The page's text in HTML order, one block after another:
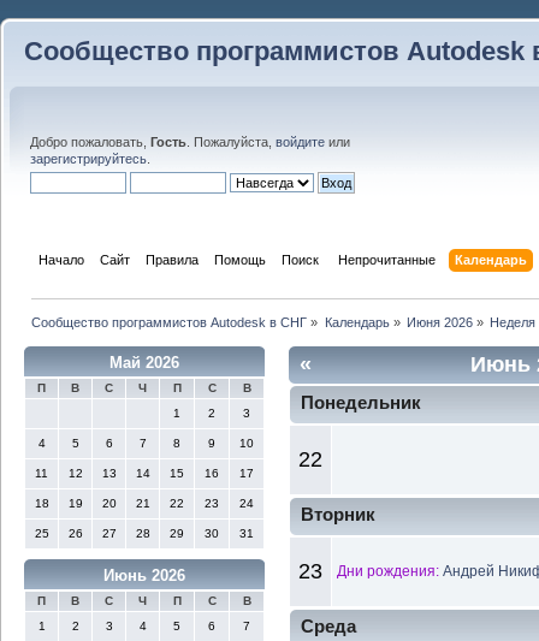
Сообщество программистов Autodesk
Добро пожаловать, Гость . Пожалуйста, войдите или
зарегистрируйтесь
Начало Сайт Правила Помощь Поиск Непрочитанные Календарь
Сообщество программистов Autodesk в СНГ » Календарь» Июня 2026» Неделя
Май 2026
П В С Ч П С
В
1
2 3
4 5 6 7 8 9 10
11 12 13 14 15 16 17
18 19 20 21 22 23 24
25 26 27 28 29 30 31
Июнь 2026
П В С Ч П С
В
1
2 3 4 5 6 7
« Июнь
Понедельник
22
Вторник
23 Дни рождения: Андрей
Среда